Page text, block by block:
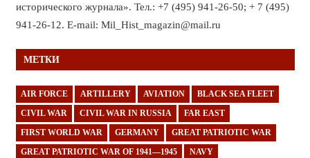
исторического журнала». Тел.: +7 (495) 941-26-50; + 7 (495)
941-26-12. E-mail: Mil_Hist_magazin@mail.ru
МЕТКИ
AIR FORCE ARTILLERY AVIATION BLACK SEA FLEET
CIVIL WAR CIVIL WAR IN RUSSIA FAR EAST
FIRST WORLD WAR GERMANY GREAT PATRIOTIC WAR
GREAT PATRIOTIC WAR OF 1941—1945 NAVY